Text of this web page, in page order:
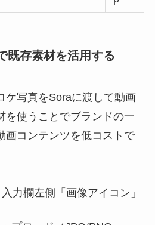
存素材を活用する
ケ写真をSoraに渡して動画
を使うことでブランドの一
画コンテンツを低コストで
力欄左側「画像アイコン」